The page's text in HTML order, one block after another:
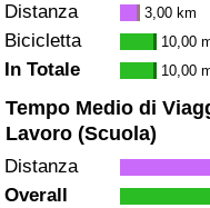
Distanza 3,00 km
Bicicletta 10,00
In Totale 10,00
Tempo Medio di
Lavoro (Scuola)
Distanza
Overall